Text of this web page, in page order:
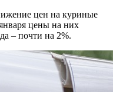
цен на куриные
цены на них
– почти на 2%.